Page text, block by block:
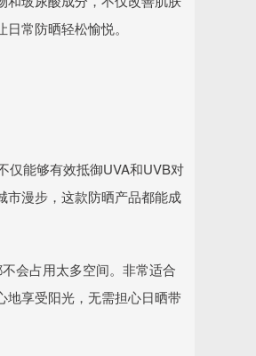
常防晒轻松愉悦。
仅能够有效抵御UVA和UVB对
市漫步，这款防晒产品都能成
会占用太多空间。非常适合
地享受阳光，无需担心日晒带